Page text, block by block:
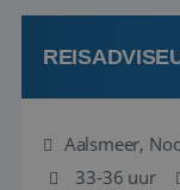
werken: of het
Aalsmeer,
33-36 uur